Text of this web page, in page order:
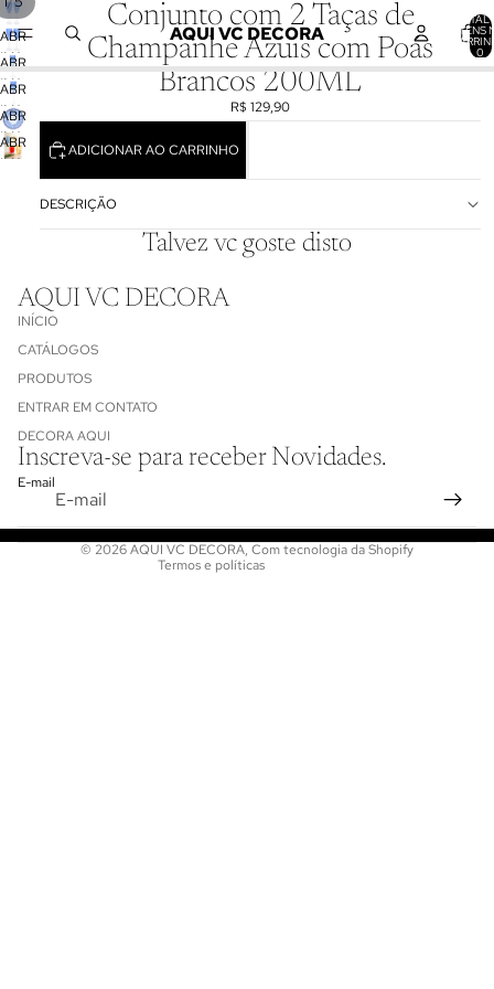
AQUI VC DECORA
TOTAL
ITENS
0
ABRIR
IMAGEM
EM
TELA
CHEIA
ABRIR
IMAGEM
EM
TELA
CHEIA
ABRIR
IMAGEM
EM
TELA
ABRIR
IMAGEM
EM
ABRIR
IMAGEM
Conjunto com 2 Taças de
Champanhe Azuis com Poás
Brancos 200ML
R$ 129,90
ADICIONAR AO CARRINHO
DESCRIÇÃO
Talvez vc goste disto
AQUI VC DECORA
INÍCIO
CATÁLOGOS
PRODUTOS
ENTRAR EM CONTATO
DECORA AQUI
Inscreva-se para receber Novidades.
E-mail
© 2026AQUI VC DECORA, Com tecnologia da Shopify
Termos e políticas
Política de reembolso
Política de privacidade
Termos de serviço
Informações de contato